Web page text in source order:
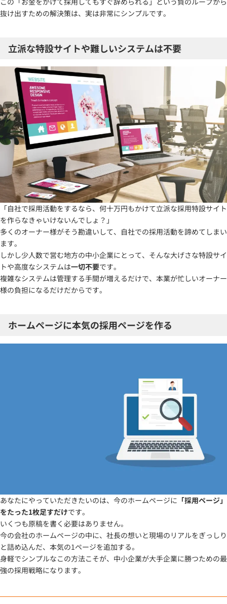
抜け出すための解決策は、実は非常にシンプルです。
立派な特設サイトや難しいシステムは不要
「自社で採用活動をするなら、何十万円もかけて立派な採用特設サイト
を作らなきゃいけないんでしょ？」
多くのオーナー様がそう勘違いして、自社での採用活動を諦めてしまい
ます。
しかし少人数で営む地方の中小企業にとって、そんな大げさな特設サイ
トや高度なシステムは一切不要です。
複雑なシステムは管理する手間が増えるだけで、本業が忙しいオーナー
様の負担になるだけだからです。
ホームページに本気の採用ページを作る
あなたにやっていただきたいのは、今のホームページに 「採用ページ」
をたった1枚足すだけです。
いくつも原稿を書く必要はありません。
今の会社のホームページの中に、社長の想いと現場のリアルをぎっしり
と詰め込んだ、本気の1ページを追加する。
身軽でシンプルなこの方法こそが、中小企業が大手企業に勝つための最
強の採用戦略になります。